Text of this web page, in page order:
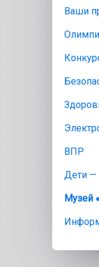
Ваши
ВПР
Дети —
Музей